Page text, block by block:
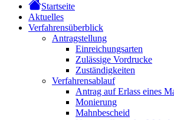
Startseite
Aktuelles
Verfahrensüberblick
Antragstellung
Einreichungsarten
Zulässige Vordrucke
Zuständigkeiten
Verfahrensablauf
Antrag auf Erlass eines
Monierung
Mahnbescheid